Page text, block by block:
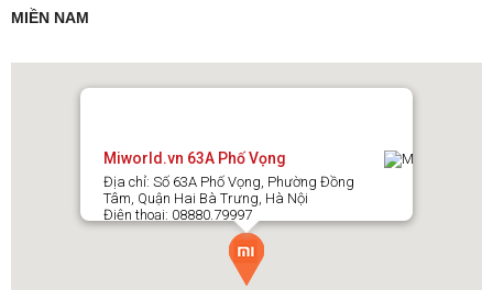
MIỀN NAM
Miworld.vn 63A Phố Vọng
Địa chỉ: Số 63A Phố Vọng, Phường Đồng
Tâm, Quận Hai Bà Trưng, Hà Nội
Điện thoại: 08880.79997